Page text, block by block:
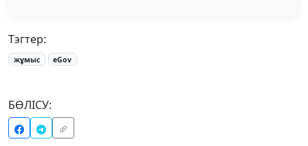
Тэгтер:
жұмыс eGov
БӨЛІСУ: